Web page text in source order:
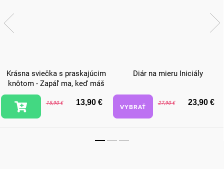
Krásna sviečka s praskajúcim
knôtom - Zapáľ ma, keď máš
chuť sa mojkať
15,90 € 13,90 €
Diár na mieru Iniciály
27,90 € 23,90 €
VYBRAŤ